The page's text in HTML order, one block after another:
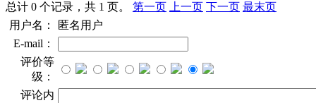
总计 0 个记录，共 1 页。 第一页 上一页 下一页 最末页
用户名：
匿名用户
E-mail：
评价等
级：
评论内